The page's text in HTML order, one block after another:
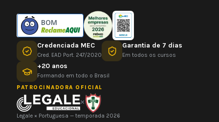
BOM
Credenciada MEC
Cred. EAD Port. 247/2020
Garantia de 7 dias
Em todos os cursos
+20 anos
Formando em todo o Brasil
PATROCINADORA OFICIAL
×
Legale × Portuguesa — temporada 2026